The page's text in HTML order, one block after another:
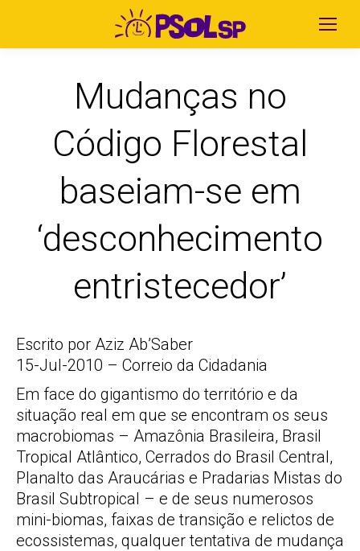
Mudanças no
Código Florestal
baseiam-se em
‘desconhecimento
entristecedor’
Escrito por Aziz Ab’Saber
15-Jul-2010 – Correio da Cidadania
Em face do gigantismo do território e da
situação real em que se encontram os seus
macrobiomas – Amazônia Brasileira, Brasil
Tropical Atlântico, Cerrados do Brasil Central,
Planalto das Araucárias e Pradarias Mistas do
Brasil Subtropical – e de seus numerosos
mini-biomas, faixas de transição e relictos de
ecossistemas, qualquer tentativa de mudança